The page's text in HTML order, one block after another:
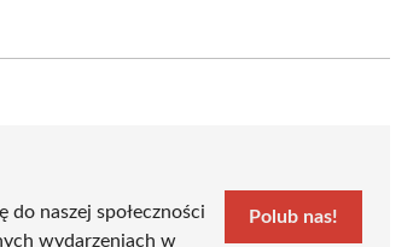
do naszej społeczności
wydarzeniach w
Polub nas!